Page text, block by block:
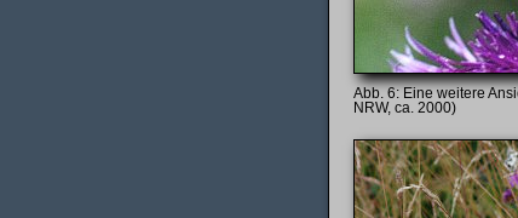
Eine weitere
NRW, ca. 2000)